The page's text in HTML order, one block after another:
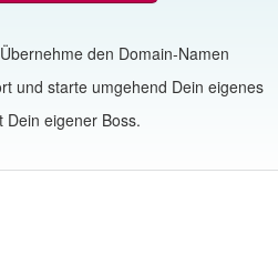
den Domain-Namen
und starte umgehend Dein eigenes
Dein eigener Boss.